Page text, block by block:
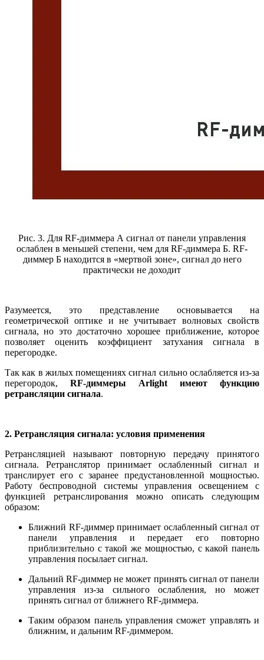
Рис. 3. Для RF-диммера А сигнал от панели управления
ослаблен в меньшей степени, чем для RF-диммера Б. RF-
диммер Б находится в «мертвой зоне», сигнал до него
практически не доходит
Разумеется, это представление основывается на
геометрической оптике и не учитывает волновых свойств
сигнала, но это достаточно хорошее приближение, которое
позволяет оценить коэффициент затухания сигнала в
перегородке.
Так как в жилых помещениях сигнал сильно ослабляется из-за
перегородок, RF-диммеры Arlight имеют функцию
ретрансляции сигнала.
2. Ретрансляция сигнала: условия применения
Ретрансляцией называют повторную передачу принятого
сигнала. Ретранслятор принимает ослабленный сигнал и
транслирует его с заранее предустановленной мощностью.
Работу беспроводной системы управления освещением с
функцией ретранслирования можно описать следующим
образом:
Ближний RF-диммер принимает ослабленный сигнал от
панели управления и передает его повторно
приблизительно с такой же мощностью, с какой панель
управления посылает сигнал.
Дальний RF-диммер не может принять сигнал от панели
управления из-за сильного ослабления, но может
принять сигнал от ближнего RF-диммера.
Таким образом панель управления сможет управлять и
ближним, и дальним RF-диммером.